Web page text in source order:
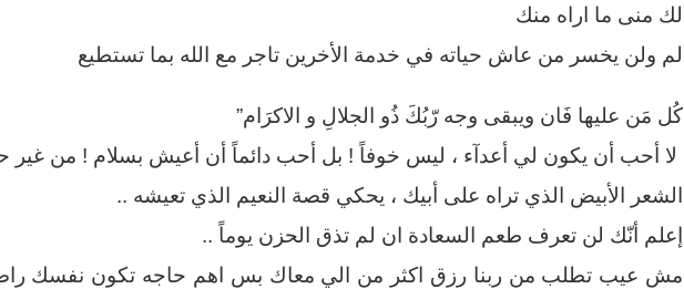
لك منى ما اراه منك
لم ولن يخسر من عاش حياته في خدمة الأخرين تاجر مع الله بما تستطيع
كُل مَن عليها فَان ويبقى وجه رّبُكَ ذُو الجلالِ و الاكرَام”
لا أحب أن يكون لي أعدآء ، ليس خوفاً ! بل أحب دائماً أن أعيش بسلام ! من غير
الشعر الأبيض الذي تراه على أبيك ، يحكي قصة النعيم الذي تعيشه ..
إعلم أنّك لن تعرف طعم السعادة ان لم تذق الحزن يوماً ..
مش عيب تطلب من ربنا رزق اكثر من الي معاك بس اهم حاجه تكون نفسك